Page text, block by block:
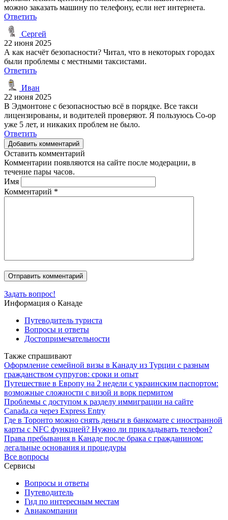
можно заказать машину по телефону, если нет интернета.
Ответить
Сергей
22 июня 2025
А как насчёт безопасности? Читал, что в некоторых городах
были проблемы с местными таксистами.
Ответить
Иван
22 июня 2025
В Эдмонтоне с безопасностью всё в порядке. Все такси
лицензированы, и водителей проверяют. Я пользуюсь Co-op
уже 5 лет, и никаких проблем не было.
Ответить
Добавить комментарий
Оставить комментарий
Комментарии появляются на сайте после модерации, в
течение пары часов.
Имя
Комментарий *
Задать вопрос!
Информация о Канаде
Путеводитель туриста
Вопросы и ответы
Достопримечательности
Также спрашивают
Оформление семейной визы в Канаду из Турции с разным
гражданством супругов: сроки и опыт
Путешествие в Европу на 2 недели с украинским паспортом:
возможные сложности с визой и ворк пермитом
Проблемы с доступом к разделу иммиграции на сайте
Canada.ca через Express Entry
Где в Торонто можно снять деньги в банкомате с иностранной
карты с NFC функцией? Нужно ли прикладывать телефон?
Права пребывания в Канаде после брака с гражданином:
легальные основания и процедуры
Все вопросы
Сервисы
Вопросы и ответы
Путеводитель
Гид по интересным местам
Авиакомпании